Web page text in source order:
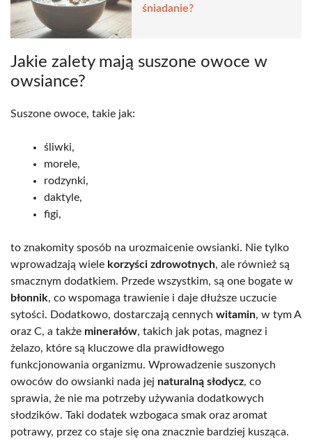
śniadanie?
Jakie zalety mają suszone owoce w
owsiance?
Suszone owoce, takie jak:
śliwki,
morele,
rodzynki,
daktyle,
figi,
to znakomity sposób na urozmaicenie owsianki. Nie tylko
wprowadzają wiele korzyści zdrowotnych, ale również są
smacznym dodatkiem. Przede wszystkim, są one bogate w
błonnik, co wspomaga trawienie i daje dłuższe uczucie
sytości. Dodatkowo, dostarczają cennych witamin, w tym A
oraz C, a także minerałów, takich jak potas, magnez i
żelazo, które są kluczowe dla prawidłowego
funkcjonowania organizmu. Wprowadzenie suszonych
owoców do owsianki nada jej naturalną słodycz, co
sprawia, że nie ma potrzeby używania dodatkowych
słodzików. Taki dodatek wzbogaca smak oraz aromat
potrawy, przez co staje się ona znacznie bardziej kusząca.